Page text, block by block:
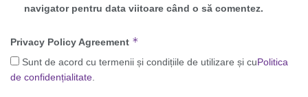
navigator pentru data viitoare când o să comentez.
Privacy Policy Agreement *
Sunt de acord cu termenii și condițiile de utilizare și cuPolitica
de confidențialitate.